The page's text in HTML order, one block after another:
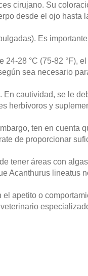
cirujano. Su
desde el ojo hasta
Es importante
28 °C (75-82 °F), el
sea necesario
En cautividad, se le
herbívoros y
ten en cuenta
de proporcionar
tener áreas con
Acanthurus lineatus
apetito o